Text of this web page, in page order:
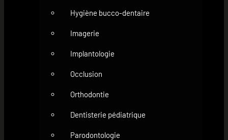
Hygiène bucco-dentaire
Imagerie
Implantologie
Occlusion
Orthodontie
Dentisterie pédiatrique
Parodontologie